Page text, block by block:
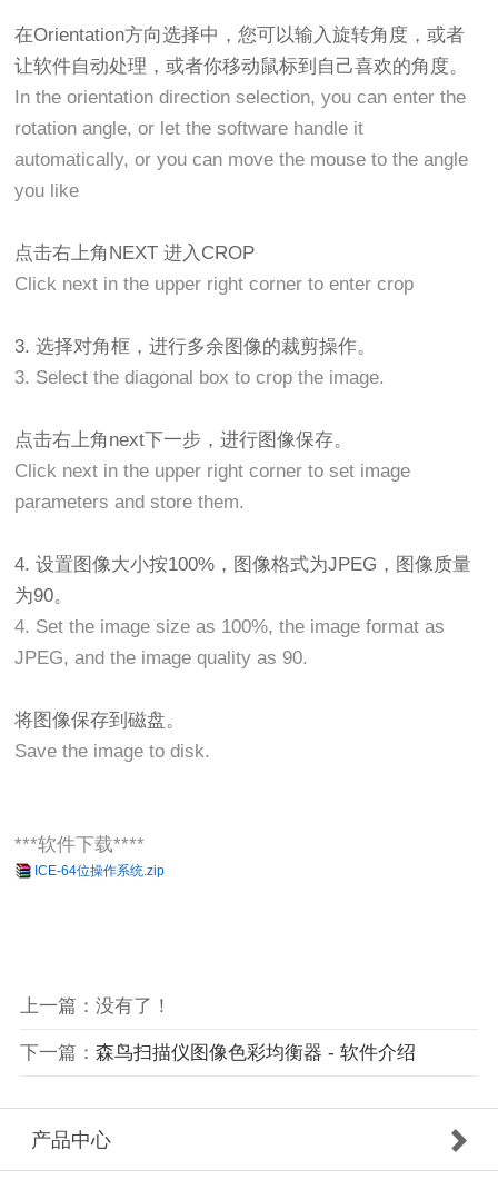
在Orientation方向选择中，您可以输入旋转角度，或者
让软件自动处理，或者你移动鼠标到自己喜欢的角度。
In the orientation direction selection, you can enter the
rotation angle, or let the software handle it
automatically, or you can move the mouse to the angle
you like
点击右上角NEXT 进入CROP
Click next in the upper right corner to enter crop
3. 选择对角框，进行多余图像的裁剪操作。
3. Select the diagonal box to crop the image.
点击右上角next下一步，进行图像保存。
Click next in the upper right corner to set image
parameters and store them.
4. 设置图像大小按100%，图像格式为JPEG，图像质量
为90。
4. Set the image size as 100%, the image format as
JPEG, and the image quality as 90.
将图像保存到磁盘。
Save the image to disk.
***软件下载****
ICE-64位操作系统.zip
上一篇：没有了！
下一篇： 森鸟扫描仪图像色彩均衡器 - 软件介绍
产品中心